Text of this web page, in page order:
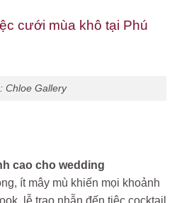
cưới mùa khô tại Phú
Chloe Gallery
cao cho wedding
ít mây mù khiến mọi khoảnh
lễ trao nhẫn đến tiệc cocktail